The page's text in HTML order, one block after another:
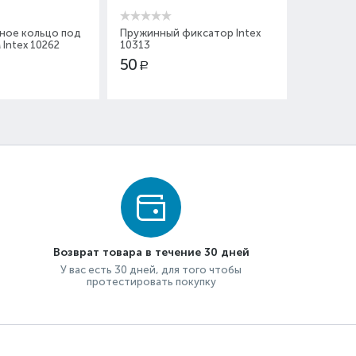
кольцо под
10262
Пружинный фиксатор Intex
10313
50 Р
Возврат товара в течение 30 дней
У вас есть 30 дней, для того чтобы
протестировать покупку